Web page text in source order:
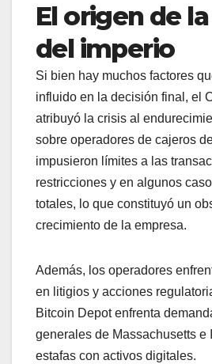
El origen de
del imperio
Si bien hay muchos factores
influido en la decisión final, el
atribuyó la crisis al
sobre operadores de cajeros
impusieron límites a las
restricciones y en algunos
totales, lo que constituyó un
crecimiento de la empresa.
Además, los operadores
en litigios y acciones
Bitcoin Depot enfrenta
generales de Massachusetts e
estafas con activos digitales.